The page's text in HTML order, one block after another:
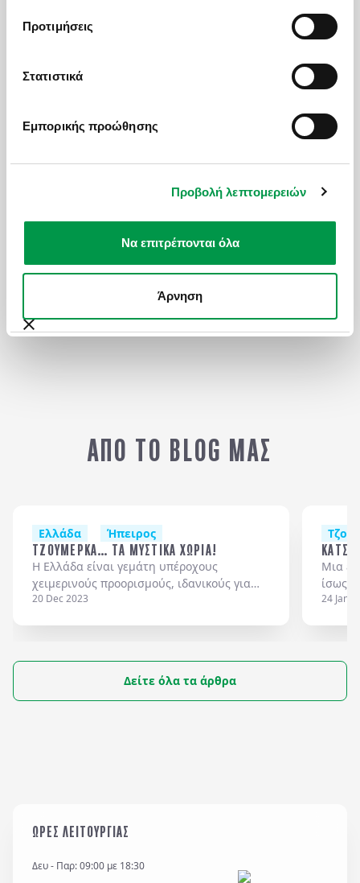
Προτιμήσεις
Στατιστικά
Εμπορικής προώθησης
Προβολή λεπτομερειών
Να επιτρέπονται όλα
Άρνηση
4* ΜΕ ΤΟ Ι.Χ. ΣΑΣ
120€
ΠΡΟΟΡΙΣΜΟΙ
ΑΠΟ ΤΟ BLOG ΜΑΣ
Ελλάδα Ήπειρος
ΤΖΟΥΜΕΡΚΑ… ΤΑ ΜΥΣΤΙΚΑ ΧΩΡΙΑ!
Η Ελλάδα είναι γεμάτη υπέροχους
χειμερινούς προορισμούς, ιδανικούς για
σύντομες εξορμήσεις, ειδικά την περίοδο
20 Dec 2023
Μια
ίσως,
καλά ο
24 Jan
Δείτε όλα τα άρθρα
ΩΡΕΣ ΛΕΙΤΟΥΡΓΙΑΣ
Δευ - Παρ: 09:00 με 18:30